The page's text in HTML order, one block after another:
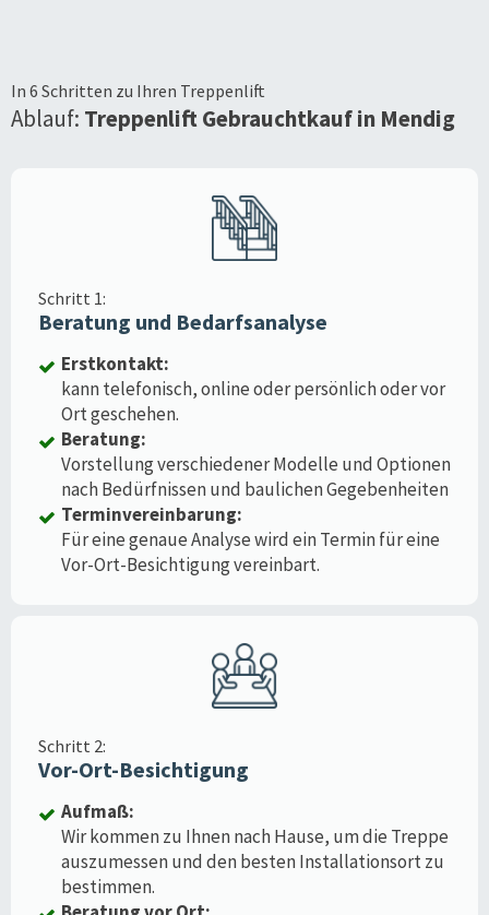
In 6 Schritten zu Ihren Treppenlift
Ablauf: Treppenlift Gebrauchtkauf in Mendig
Schritt 1:
Beratung und Bedarfsanalyse
Erstkontakt:
kann telefonisch, online oder persönlich oder vor
Ort geschehen.
Beratung:
Vorstellung verschiedener Modelle und Optionen
nach Bedürfnissen und baulichen Gegebenheiten
Terminvereinbarung:
Für eine genaue Analyse wird ein Termin für eine
Vor-Ort-Besichtigung vereinbart.
Schritt 2:
Vor-Ort-Besichtigung
Aufmaß:
Wir kommen zu Ihnen nach Hause, um die Treppe
auszumessen und den besten Installationsort zu
bestimmen.